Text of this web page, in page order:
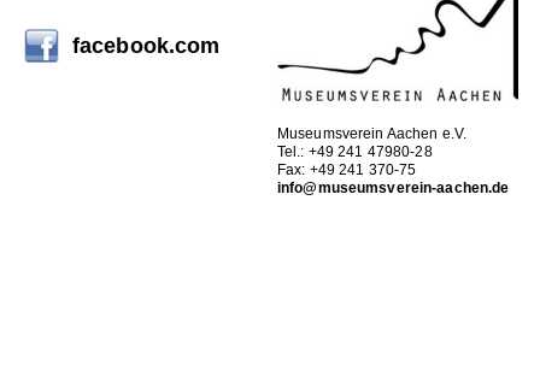
facebook.com
Museumsverein Aachen e.V.
Tel.: +49 241 47980-28
Fax: +49 241 370-75
info@museumsverein-aachen.de